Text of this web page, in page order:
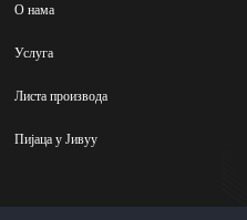
О нама
Услуга
Листа производа
Пијаца у Јивуу